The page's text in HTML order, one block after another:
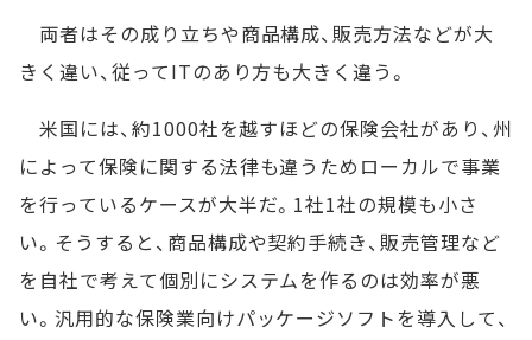
両者はその成り立ちや商品構成、販売方法などが大
きく違い、従ってITのあり方も大きく違う。
米国には、約1000社を越すほどの保険会社があり、州
によって保険に関する法律も違うためローカルで事業
を行っているケースが大半だ。1社1社の規模も小さ
い。そうすると、商品構成や契約手続き、販売管理など
を自社で考えて個別にシステムを作るのは効率が悪
い。汎用的な保険業向けパッケージソフトを導入して、